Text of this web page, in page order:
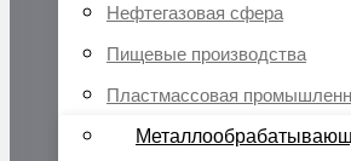
Нефтегазовая сфера
Пищевые производства
Пластмассовая